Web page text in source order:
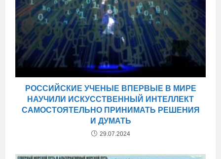
РОССИЙСКИЕ УЧЕНЫЕ ВПЕРВЫЕ В МИРЕ
НАУЧИЛИ ИСКУССТВЕННЫЙ ИНТЕЛЛЕКТ
САМОСТОЯТЕЛЬНО ПРИНИМАТЬ РЕШЕНИЯ
И ДУМАТЬ
29.07.2024